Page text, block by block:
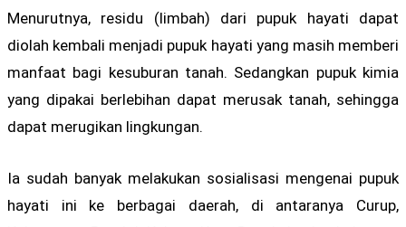
Menurutnya, residu (limbah) dari pupuk hayati dapat
diolah kembali menjadi pupuk hayati yang masih memberi
manfaat bagi kesuburan tanah. Sedangkan pupuk kimia
yang dipakai berlebihan dapat merusak tanah, sehingga
dapat merugikan lingkungan.
Ia sudah banyak melakukan sosialisasi mengenai pupuk
hayati ini ke berbagai daerah, di antaranya Curup,